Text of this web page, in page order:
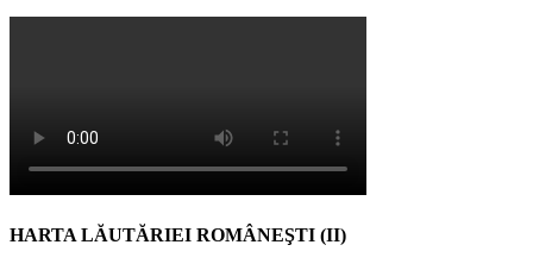
HARTA LĂUTĂRIEI ROMÂNEŞTI (II)